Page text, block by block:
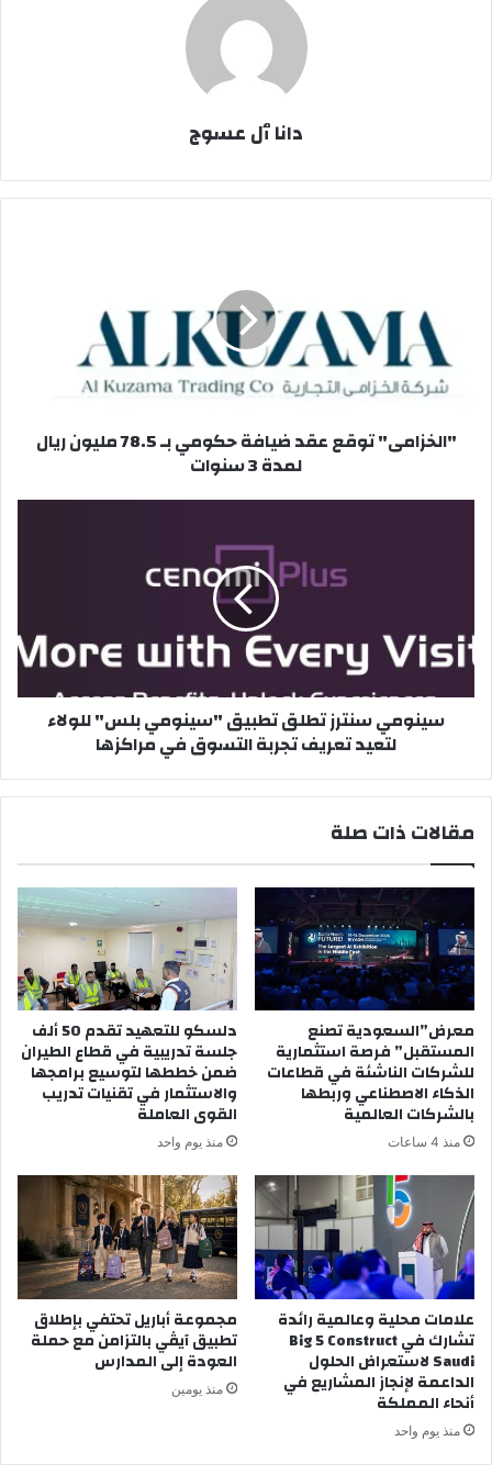
دانا ٱل عسوج
حكومي
78.5
مليون
لمدة
"الخزامى" توقع عقد ضيافة حكومي بـ 78.5 مليون ريال
لمدة 3 سنوات
للولاء
لتعيد
تعريف
تجربة
مراكزها
سينومي سنترز تطلق تطبيق "سينومي بلس" للولاء
لتعيد تعريف تجربة التسوق في مراكزها
مقالات ذات صلة
معرض”السعودية تصنع
المستقبل” فرصة استثمارية
للشركات الناشئة في قطاعات
الذكاء الاصطناعي وربطها
بالشركات العالمية
منذ 4 ساعات
دلسكو للتعهيد تقدم 50 ألف
جلسة تدريبية في قطاع الطيران
ضمن خططها لتوسيع برامجها
والاستثمار في تقنيات تدريب
القوى العاملة
منذ يوم واحد
علامات محلية وعالمية رائدة
تشارك في Big 5 Construct
Saudi لاستعراض الحلول
الداعمة لإنجاز المشاريع في
أنحاء المملكة
منذ يوم واحد
مجموعة أباريل تحتفي بإطلاق
تطبيق آيڤي بالتزامن مع حملة
العودة إلى المدارس
منذ يومين